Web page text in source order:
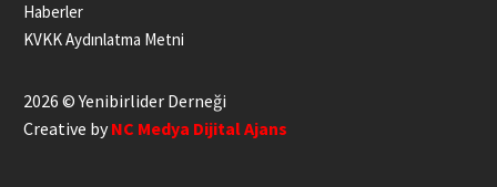
Haberler
KVKK Aydınlatma Metni
2026 © Yenibirlider Derneği
Creative by NC Medya Dijital Ajans